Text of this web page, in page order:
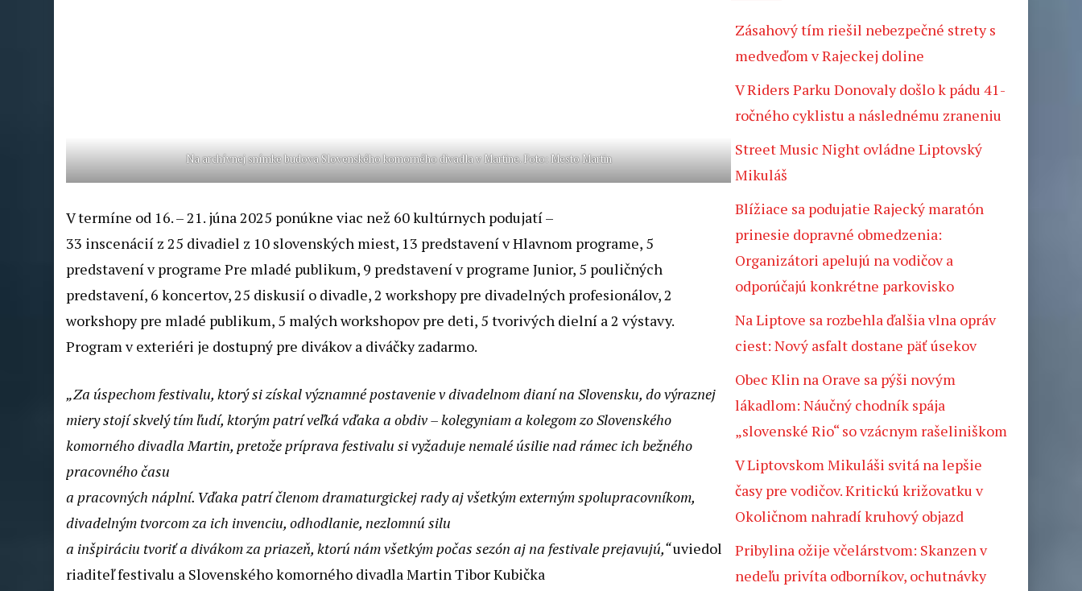
Na archívnej snímke budova Slovenského komorného divadla v Martine. Foto: Mesto Martin
V termíne od 16. – 21. júna 2025 ponúkne viac než 60 kultúrnych podujatí –
33 inscenácií z 25 divadiel z 10 slovenských miest, 13 predstavení v Hlavnom programe, 5
predstavení v programe Pre mladé publikum, 9 predstavení v programe Junior, 5 pouličných
predstavení, 6 koncertov, 25 diskusií o divadle, 2 workshopy pre divadelných profesionálov, 2
workshopy pre mladé publikum, 5 malých workshopov pre deti, 5 tvorivých dielní a 2 výstavy.
Program v exteriéri je dostupný pre divákov a diváčky zadarmo.
„Za úspechom festivalu, ktorý si získal významné postavenie v divadelnom dianí na Slovensku, do výraznej
miery stojí skvelý tím ľudí, ktorým patrí veľká vďaka a obdiv – kolegyniam a kolegom zo Slovenského
komorného divadla Martin, pretože príprava festivalu si vyžaduje nemalé úsilie nad rámec ich bežného
pracovného času
a pracovných náplní. Vďaka patrí členom dramaturgickej rady aj všetkým externým spolupracovníkom,
divadelným tvorcom za ich invenciu, odhodlanie, nezlomnú silu
a inšpiráciu tvoriť a divákom za priazeň, ktorú nám všetkým počas sezón aj na festivale prejavujú,“uviedol
riaditeľ festivalu a Slovenského komorného divadla Martin Tibor Kubička
Zásahový tím riešil nebezpečné strety s
medveďom v Rajeckej doline
V Riders Parku Donovaly došlo k pádu 41-
ročného cyklistu a následnému zraneniu
Street Music Night ovládne Liptovský
Mikuláš
Blížiace sa podujatie Rajecký maratón
prinesie dopravné obmedzenia:
Organizátori apelujú na vodičov a
odporúčajú konkrétne parkovisko
Na Liptove sa rozbehla ďalšia vlna opráv
ciest: Nový asfalt dostane päť úsekov
Obec Klin na Orave sa pýši novým
lákadlom: Náučný chodník spája
„slovenské Rio“ so vzácnym rašeliniškom
V Liptovskom Mikuláši svitá na lepšie
časy pre vodičov. Kritickú križovatku v
Okoličnom nahradí kruhový objazd
Pribylina ožije včelárstvom: Skanzen v
nedeľu privíta odborníkov, ochutnávky